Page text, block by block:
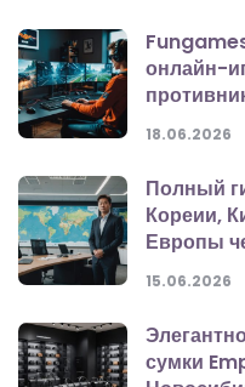
онлайн-
18.06.2026
Полный
Кореии,
Европы
15.06.2026
сумки